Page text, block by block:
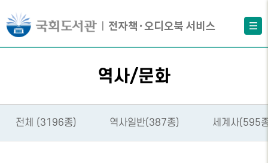
역사/문화
전체 (3196종) 역사일반(387종) 세계사(595